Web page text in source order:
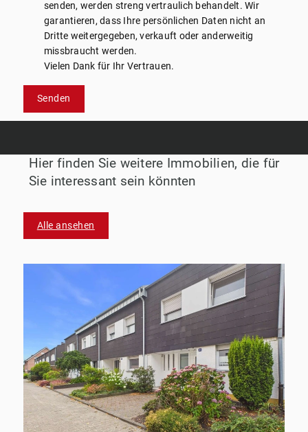
senden, werden streng vertraulich behandelt. Wir
garantieren, dass Ihre persönlichen Daten nicht an
Dritte weitergegeben, verkauft oder anderweitig
missbraucht werden.
Vielen Dank für Ihr Vertrauen.
Senden
Hier finden Sie weitere Immobilien, die für
Sie interessant sein könnten
Alle ansehen